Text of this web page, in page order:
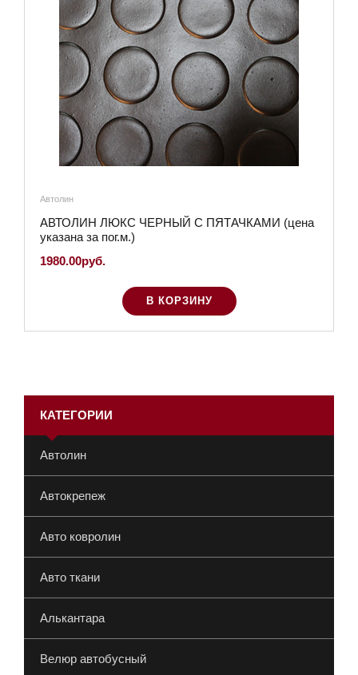
Автолин
АВТОЛИН ЛЮКС ЧЕРНЫЙ С ПЯТАЧКАМИ (цена
указана за пог.м.)
1980.00руб.
В КОРЗИНУ
КАТЕГОРИИ
Автолин
Автокрепеж
Авто ковролин
Авто ткани
Алькантара
Велюр автобусный